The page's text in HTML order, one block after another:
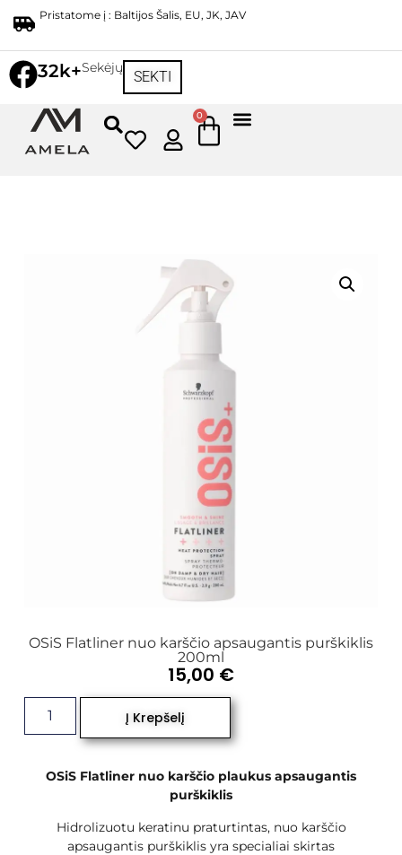
Pristatome į : Baltijos Šalis, EU, JK, JAV
32k+Sekėjų
SEKTI
0
OSiS Flatliner nuo karščio apsaugantis purškiklis
200ml
OSiS Flatliner nuo karščio plaukus apsaugantis
purškiklis
Hidrolizuotu keratinu praturtintas, nuo karščio
apsaugantis purškiklis yra specialiai skirtas
15,00 €
Į Krepšelį